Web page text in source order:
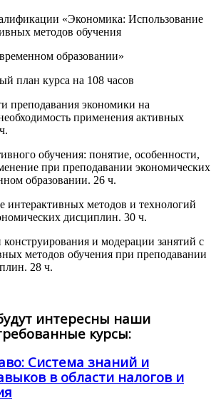
«Экономика: Использование
методов обучения
образовании»
план курса на 108 часов
преподавания экономики на
применения активных
обучения: понятие, особенности,
при преподавании экономических
образовании. 26 ч.
методов и технологий
дисциплин. 30 ч.
и модерации занятий с
методов обучения при преподавании
28 ч.
интересны наши
курсы:
Система знаний и
в области налогов и